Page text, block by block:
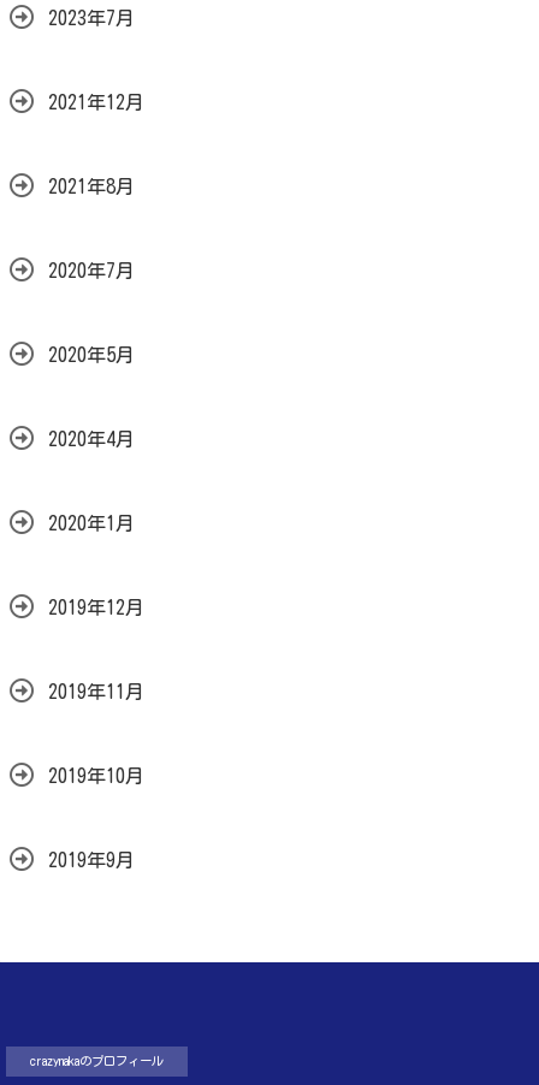
2023年7月
2021年12月
2021年8月
2020年7月
2020年5月
2020年4月
2020年1月
2019年12月
2019年11月
2019年10月
2019年9月
crazynakaのプロフィール